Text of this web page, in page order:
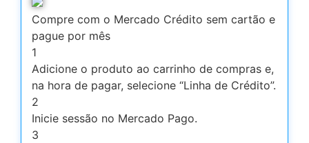
Compre com o Mercado Crédito sem cartão e
pague por mês
1
Adicione o produto ao carrinho de compras e,
na hora de pagar, selecione “Linha de Crédito”.
2
Inicie sessão no Mercado Pago.
3